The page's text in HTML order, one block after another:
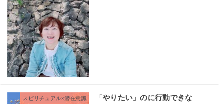
スピリチュアル×潜在意識
「やりたい」のに行動できな